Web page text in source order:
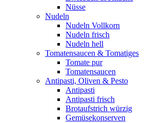
Nüsse
Nudeln
Nudeln Vollkorn
Nudeln frisch
Nudeln hell
Tomatensaucen & Tomatiges
Tomate pur
Tomatensaucen
Antipasti, Oliven & Pesto
Antipasti
Antipasti frisch
Brotaufstrich würzig
Gemüsekonserven